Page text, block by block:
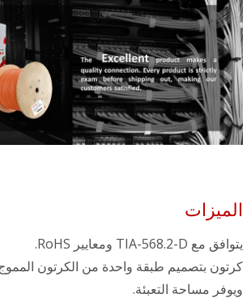
الميزات
يتوافق مع TIA-568.2-D ومعايير RoHS.
كرتون بتصميم طبقة واحدة من الكرتون
ويوفر مساحة التعبئة.